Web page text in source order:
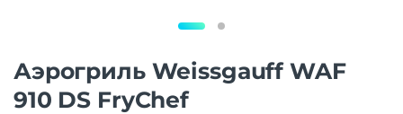
Аэрогриль Weissgauff WAF
910 DS FryChef